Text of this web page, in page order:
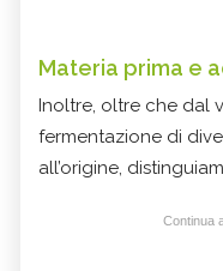
Materia prima e
Inoltre, oltre che dal
fermentazione di
all’origine,
Continua